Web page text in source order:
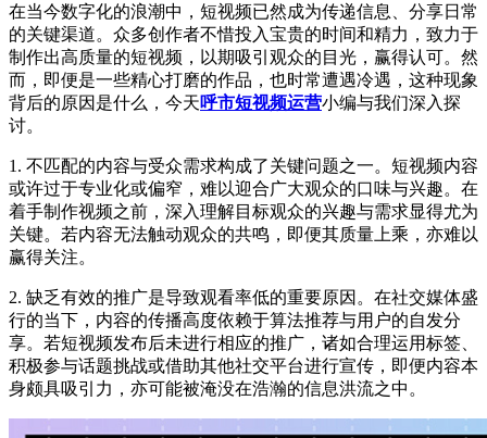
在当今数字化的浪潮中，短视频已然成为传递信息、分享日常
的关键渠道。众多创作者不惜投入宝贵的时间和精力，致力于
制作出高质量的短视频，以期吸引观众的目光，赢得认可。然
而，即便是一些精心打磨的作品，也时常遭遇冷遇，这种现象
背后的原因是什么，今天呼市短视频运营小编与我们深入探
讨。
1. 不匹配的内容与受众需求构成了关键问题之一。短视频内容
或许过于专业化或偏窄，难以迎合广大观众的口味与兴趣。在
着手制作视频之前，深入理解目标观众的兴趣与需求显得尤为
关键。若内容无法触动观众的共鸣，即便其质量上乘，亦难以
赢得关注。
2. 缺乏有效的推广是导致观看率低的重要原因。在社交媒体盛
行的当下，内容的传播高度依赖于算法推荐与用户的自发分
享。若短视频发布后未进行相应的推广，诸如合理运用标签、
积极参与话题挑战或借助其他社交平台进行宣传，即便内容本
身颇具吸引力，亦可能被淹没在浩瀚的信息洪流之中。